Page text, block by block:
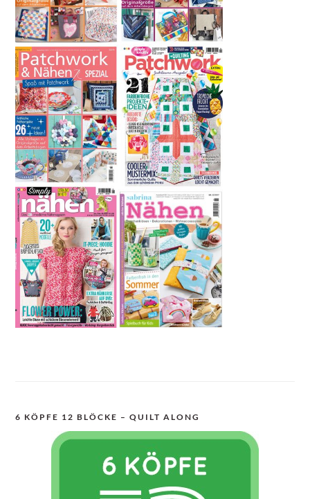
6 KÖPFE 12 BLÖCKE – QUILT ALONG